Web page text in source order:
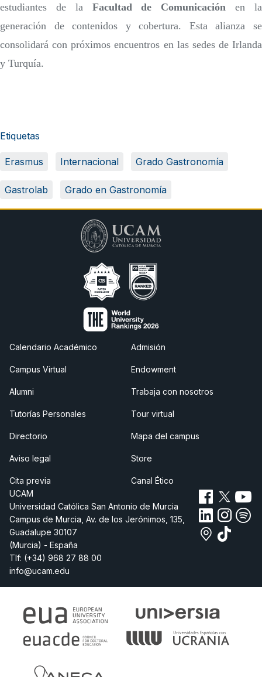
estudiantes de la Facultad de Comunicación en la
generación de contenidos y cobertura. Esta alianza se
consolidará con próximos encuentros en las sedes de Irlanda
y Turquía.
Etiquetas
Erasmus Internacional Grado Gastronomía
Gastrolab Grado en Gastronomía
Calendario Académico
Campus Virtual
Alumni
Tutorías Personales
Directorio
Aviso legal
Cita previa
Admisión
Endowment
Trabaja con nosotros
Tour virtual
Mapa del campus
Store
Canal Ético
UCAM
Universidad Católica San Antonio de Murcia
Campus de Murcia, Av. de los Jerónimos, 135,
Guadalupe 30107
(Murcia) - España
Tlf: (+34) 968 27 88 00
info@ucam.edu